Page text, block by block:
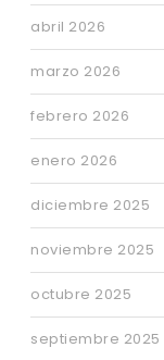
abril 2026
marzo 2026
febrero 2026
enero 2026
diciembre 2025
noviembre 2025
octubre 2025
septiembre 2025